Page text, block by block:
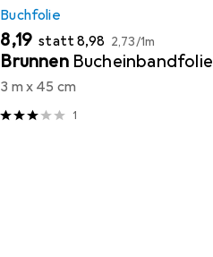
Buchfolie
EUR
8,19 stattEUR
8,98 EUR
2,73/1m
Brunnen Bucheinbandfolie
3 m x 45 cm
1